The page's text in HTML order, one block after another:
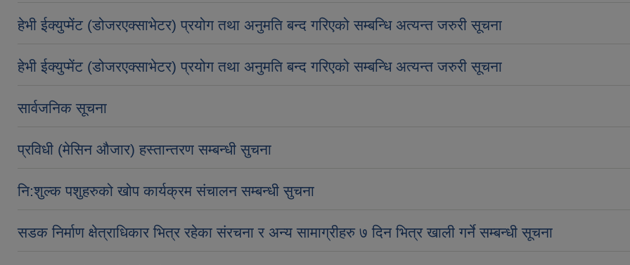
हेभी ईक्युप्मेंट (डोजरएक्साभेटर) प्रयोग तथा अनुमति बन्द गरिएको सम्बन्धि अत्यन्त जरुरी सूचना
हेभी ईक्युप्मेंट (डोजरएक्साभेटर) प्रयोग तथा अनुमति बन्द गरिएको सम्बन्धि अत्यन्त जरुरी सूचना
सार्वजनिक सूचना
प्रविधी (मेसिन औजार) हस्तान्तरण सम्बन्धी सुचना
नि:शुल्क पशुहरुको खोप कार्यक्रम संचालन सम्बन्धी सुचना
सडक निर्माण क्षेत्राधिकार भित्र रहेका संरचना र अन्य सामाग्रीहरु ७ दिन भित्र खाली गर्ने सम्बन्धी सूचना